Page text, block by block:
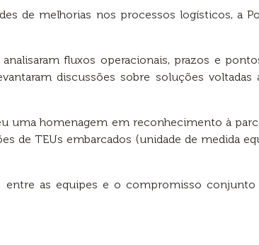
de melhorias nos processos logísticos, a
fluxos operacionais, prazos e
discussões sobre soluções
uma homenagem em reconhecimento à
de TEUs embarcados (unidade de medida
as equipes e o compromisso